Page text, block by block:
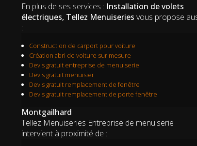
En plus de ses services : Installation de volets
électriques, Tellez Menuiseries vous propose
:
Construction de carport pour voiture
Création abri de voiture sur mesure
Devis gratuit entreprise de menuiserie
Devis gratuit menuisier
Devis gratuit remplacement de fenêtre
Devis gratuit remplacement de porte fenêtre
Montgailhard
Tellez Menuiseries Entreprise de menuiserie
intervient à proximité de :